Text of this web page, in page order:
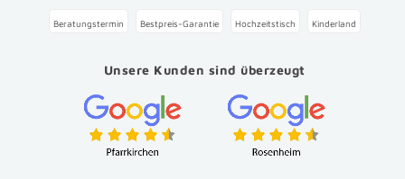
Beratungstermin Bestpreis-Garantie Hochzeitstisch Kinderland
Unsere Kunden sind überzeugt